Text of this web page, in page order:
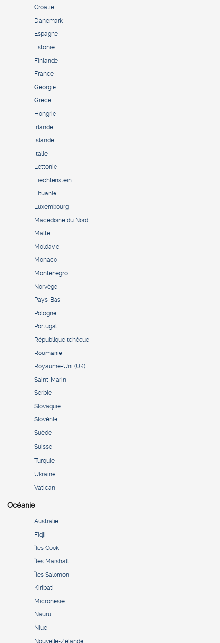
Croatie
Danemark
Espagne
Estonie
Finlande
France
Géorgie
Grèce
Hongrie
Irlande
Islande
Italie
Lettonie
Liechtenstein
Lituanie
Luxembourg
Macédoine du Nord
Malte
Moldavie
Monaco
Monténégro
Norvège
Pays-Bas
Pologne
Portugal
République tchèque
Roumanie
Royaume-Uni (UK)
Saint-Marin
Serbie
Slovaquie
Slovénie
Suède
Suisse
Turquie
Ukraine
Vatican
Océanie
Australie
Fidji
Îles Cook
Îles Marshall
Îles Salomon
Kiribati
Micronésie
Nauru
Niue
Nouvelle-Zélande